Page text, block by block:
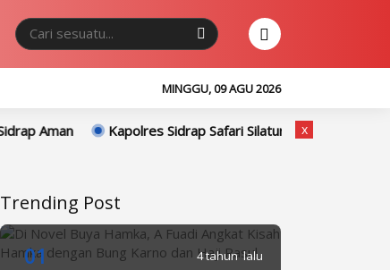
MINGGU, 09 AGU 2026
Kapolres Sidrap Safari Silaturahmi ke Ketua PCNU Sidrap,
Trending Post
01 4 tahun lalu
x